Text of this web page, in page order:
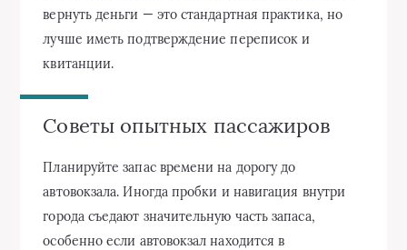
вернуть деньги — это стандартная практика, но
лучше иметь подтверждение переписок и
квитанции.
Советы опытных пассажиров
Планируйте запас времени на дорогу до
автовокзала. Иногда пробки и навигация внутри
города съедают значительную часть запаса,
особенно если автовокзал находится в